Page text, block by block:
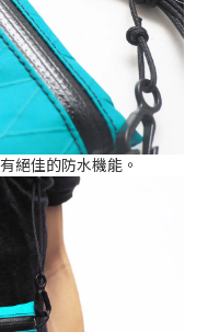
絕佳的防水機能。